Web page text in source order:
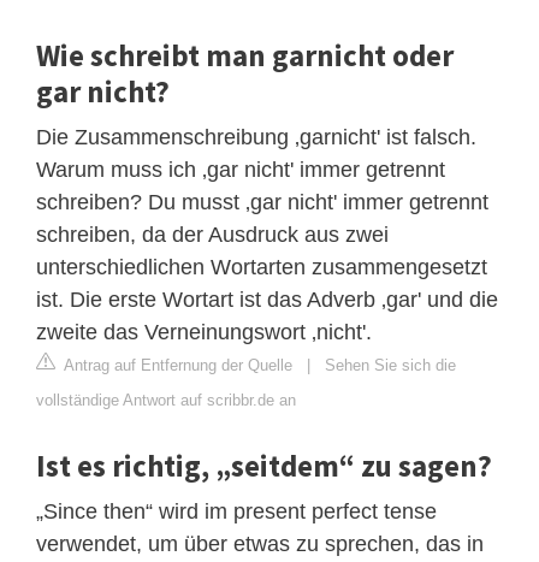
Wie schreibt man garnicht oder
gar nicht?
Die Zusammenschreibung ‚garnicht' ist falsch.
Warum muss ich ‚gar nicht' immer getrennt
schreiben? Du musst ‚gar nicht' immer getrennt
schreiben, da der Ausdruck aus zwei
unterschiedlichen Wortarten zusammengesetzt
ist. Die erste Wortart ist das Adverb ‚gar' und die
zweite das Verneinungswort ‚nicht'.
Antrag auf Entfernung der Quelle | Sehen Sie sich die
vollständige Antwort auf scribbr.de an
Ist es richtig, „seitdem“ zu sagen?
„Since then“ wird im present perfect tense
verwendet, um über etwas zu sprechen, das in